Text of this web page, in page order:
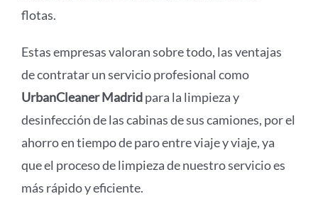
flotas.
Estas empresas valoran sobre todo, las ventajas
de contratar un servicio profesional como
UrbanCleaner Madridpara la limpieza y
desinfección de las cabinas de sus camiones, por el
ahorro en tiempo de paro entre viaje y viaje, ya
que el proceso de limpieza de nuestro servicio es
más rápido y eficiente.